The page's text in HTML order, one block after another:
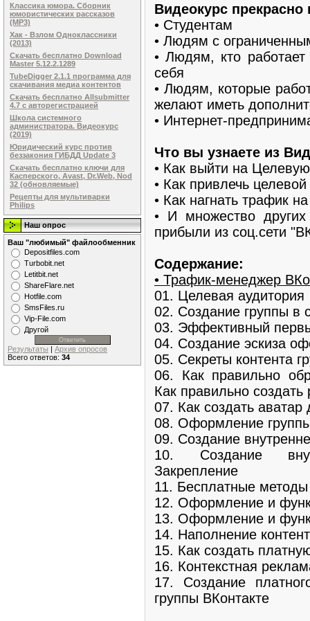
Классика юмора. Сборник
юмористических рассказов
(MP3)
Хак - Взлом Одноклассники
(2013)
Скачать бесплатно Download
Master 5.12.2.1289
TubeDigger 2.1.1 программа для
скачивания медиа контентов
Скачать бесплатно Allsubmitter
4.7 с авторегистрацией
Школа системного
администратора. Видеокурс
(2019)
Юридический курс против
беззакония ГИБДД Update 3
Скачать бесплатно ключи для
Касперского, Avast, Dr.Web, Nod
32 (обновляемые)
Рецепты для мультиварки
Philips
Наш опрос
Ваш "любимый" файлообменник
Dеpоsitfilеs.com
Turbobit.net
Letitbit.net
ShareFlare.net
Hotfile.com
SmsFiles.ru
Vip-File.com
Другой
Результаты | Архив опросов
Всего ответов: 34
Видеокурс прекрасно
• Студентам
• Людям с
• Людям, кто
себя
• Людям, которые
желают иметь
• Интернет-
Что вы узнаете из
• Как выйти на
• Как привлечь
• Как нагнать трафик
• И множество других
прибыли из соц.сети
Содержание:
• Трафик-менеджер
01. Целевая аудитория
02. Создание группы в
03. Эффективный
04. Создание эскиза
05. Секреты контента
06. Как правильно
Как правильно
07. Как создать аватар
08. Оформление
09. Создание
10. Создание
Закрепление
11. Бесплатные
12. Оформление и
13. Оформление и
14. Наполнение
15. Как создать
16. Контекстная
17. Создание
группы ВКонтакте